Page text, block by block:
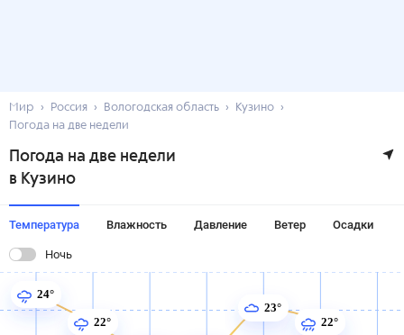
Мир Россия Вологодская область
Кузино
Погода на две недели
Погода на две недели
в Кузино
Температура Влажность Давление Ветер Осадки
Ночь
24°
22°
23°
22°